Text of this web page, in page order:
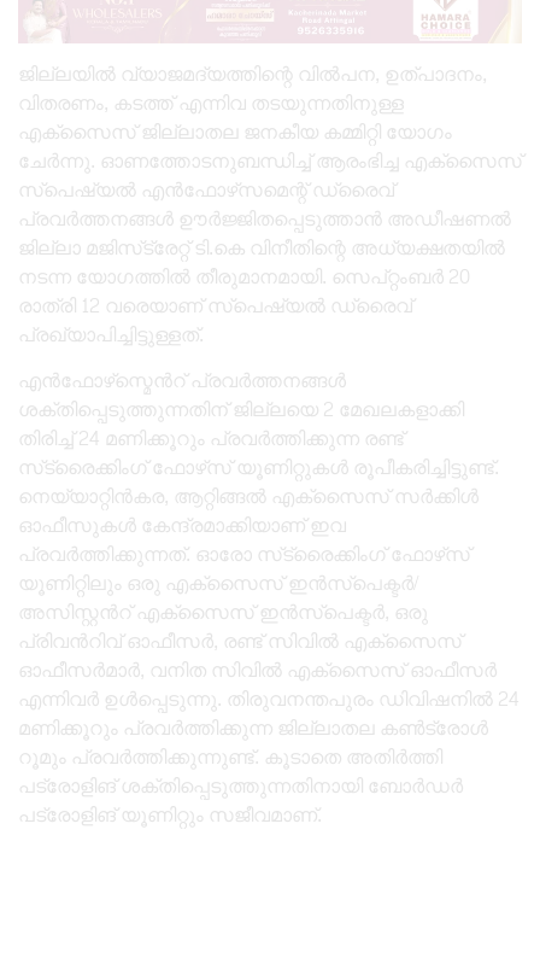
ജില്ലയിൽ വ്യാജമദ്യത്തിന്റെ വിൽപന, ഉത്പാദനം,
വിതരണം, കടത്ത് എന്നിവ തടയുന്നതിനുള്ള
എക്‌സൈസ് ജില്ലാതല ജനകീയ കമ്മിറ്റി യോഗം
ചേർന്നു. ഓണത്തോടനുബന്ധിച്ച് ആരംഭിച്ച എക്‌സൈസ്
സ്‌പെഷ്യൽ എൻഫോഴ്‌സമെന്റ് ഡ്രൈവ്
പ്രവർത്തനങ്ങൾ ഊർജ്ജിതപ്പെടുത്താൻ അഡീഷണൽ
ജില്ലാ മജിസ്‌ട്രേറ്റ് ടി.കെ വിനീതിന്റെ അധ്യക്ഷതയിൽ
നടന്ന യോഗത്തിൽ തീരുമാനമായി. സെപ്റ്റംബർ 20
രാത്രി 12 വരെയാണ് സ്‌പെഷ്യൽ ഡ്രൈവ്
പ്രഖ്യാപിച്ചിട്ടുള്ളത്.
എൻഫോഴ്‌സ്മെൻറ് പ്രവർത്തനങ്ങൾ
ശക്തിപ്പെടുത്തുന്നതിന് ജില്ലയെ 2 മേഖലകളാക്കി
തിരിച്ച് 24 മണിക്കൂറും പ്രവർത്തിക്കുന്ന രണ്ട്
സ്‌ട്രൈക്കിംഗ് ഫോഴ്‌സ് യൂണിറ്റുകൾ രൂപീകരിച്ചിട്ടുണ്ട്.
നെയ്യാറ്റിൻകര, ആറ്റിങ്ങൽ എക്‌സൈസ് സർക്കിൾ
ഓഫീസുകൾ കേന്ദ്രമാക്കിയാണ് ഇവ
പ്രവർത്തിക്കുന്നത്. ഓരോ സ്‌ട്രൈക്കിംഗ് ഫോഴ്‌സ്
യൂണിറ്റിലും ഒരു എക്‌സൈസ് ഇൻസ്‌പെക്ടർ/
അസിസ്റ്റൻറ് എക്‌സൈസ് ഇൻസ്‌പെക്ടർ, ഒരു
പ്രിവൻറിവ് ഓഫീസർ, രണ്ട് സിവിൽ എക്‌സൈസ്
ഓഫീസർമാർ, വനിത സിവിൽ എക്‌സൈസ് ഓഫീസർ
എന്നിവർ ഉൾപ്പെടുന്നു. തിരുവനന്തപുരം ഡിവിഷനിൽ 24
മണിക്കൂറും പ്രവർത്തിക്കുന്ന ജില്ലാതല കൺട്രോൾ
റൂമും പ്രവർത്തിക്കുന്നുണ്ട്. കൂടാതെ അതിർത്തി
പട്രോളിങ് ശക്തിപ്പെടുത്തുന്നതിനായി ബോർഡർ
പട്രോളിങ് യൂണിറ്റും സജീവമാണ്.